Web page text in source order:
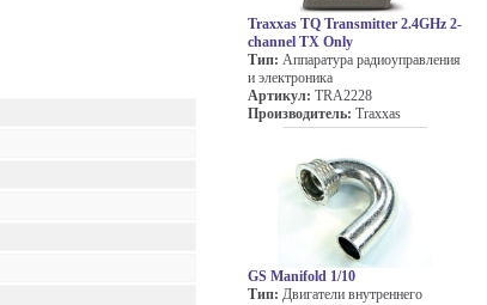
Traxxas TQ Transmitter 2.4GHz 2-
channel TX Only
Тип: Аппаратура радиоуправления
и электроника
Артикул: TRA2228
Производитель: Traxxas
GS Manifold 1/10
Тип: Двигатели внутреннего